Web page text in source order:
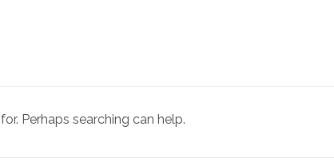
Perhaps searching can help.